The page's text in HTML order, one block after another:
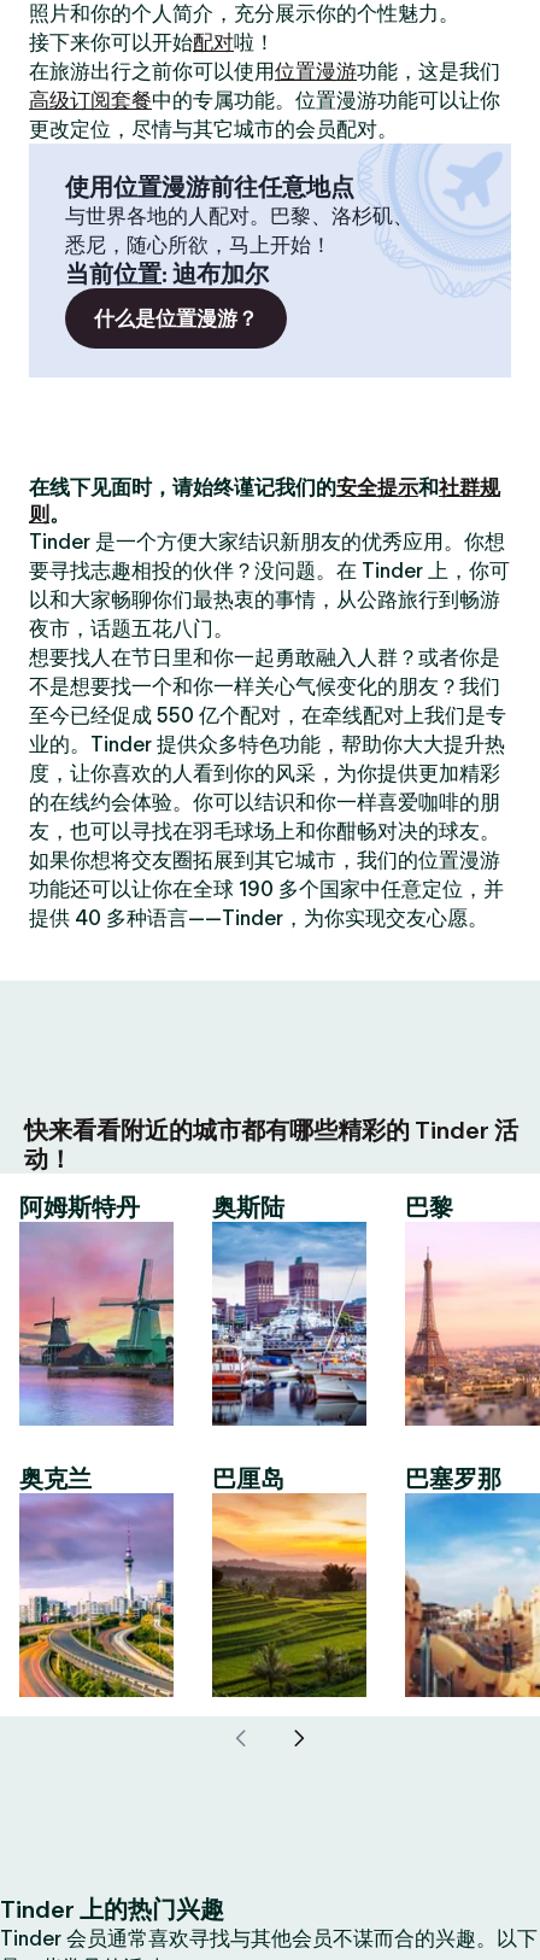
照片和你的个人简介，充分展示你的个性魅力。
接下来你可以开始配对啦！
在旅游出行之前你可以使用位置漫游功能，这是我们
高级订阅套餐中的专属功能。位置漫游功能可以让你
更改定位，尽情与其它城市的会员配对。
使用位置漫游前往任意地点
与世界各地的人配对。巴黎、洛杉矶、
悉尼，随心所欲，马上开始！
当前位置: 迪布加尔
什么是位置漫游？
在线下见面时，请始终谨记我们的安全提示和社群规
则 。
Tinder 是一个方便大家结识新朋友的优秀应用。你想
要寻找志趣相投的伙伴？没问题。在 Tinder 上，你可
以和大家畅聊你们最热衷的事情，从公路旅行到畅游
夜市，话题五花八门。
想要找人在节日里和你一起勇敢融入人群？或者你是
不是想要找一个和你一样关心气候变化的朋友？我们
至今已经促成 550 亿个配对，在牵线配对上我们是专
业的。Tinder 提供众多特色功能，帮助你大大提升热
度，让你喜欢的人看到你的风采，为你提供更加精彩
的在线约会体验。你可以结识和你一样喜爱咖啡的朋
友，也可以寻找在羽毛球场上和你酣畅对决的球友。
如果你想将交友圈拓展到其它城市，我们的位置漫游
功能还可以让你在全球 190 多个国家中任意定位，并
提供 40 多种语言——Tinder，为你实现交友心愿。
快来看看附近的城市都有哪些精彩的 Tinder 活
动！
阿姆斯特丹
奥克兰
奥斯陆
巴厘岛
巴黎
巴塞罗那
Tinder 上的热门兴趣
Tinder 会员通常喜欢寻找与其他会员不谋而合的兴趣。以下